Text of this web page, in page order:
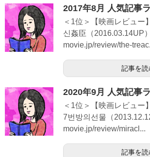
2017年8月 人気記事
＜1位＞【映画レビュー
신姦臣（2016.03.14UP
movie.jp/review/the-
記事を読
2020年9月 人気記事
＜1位＞【映画レビュー
7번방의선물（
movie.jp/review/miracl...
記事を読